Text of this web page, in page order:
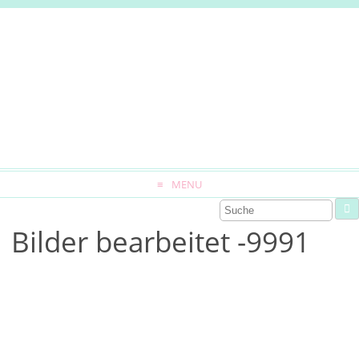
MENU
Bilder bearbeitet -9991